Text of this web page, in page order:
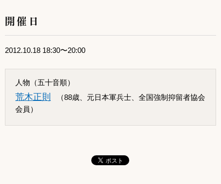
開催日
2012.10.18 18:30〜20:00
人物（五十音順）
荒木正則
（88歳、元日本軍兵士、全国強制抑留者協会
会員）